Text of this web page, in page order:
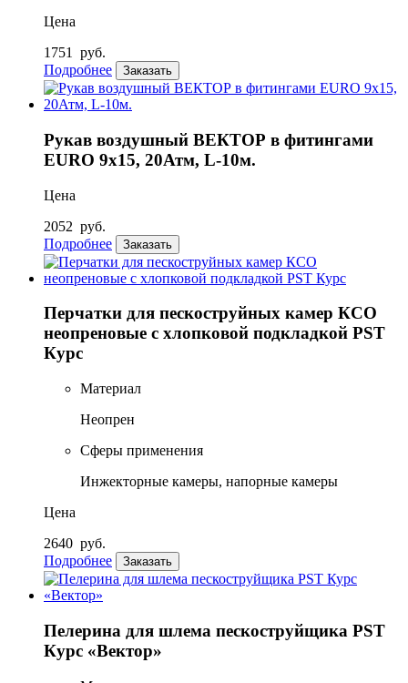
Цена
1751 руб.
Подробнее
Заказать
Рукав воздушный ВЕКТОР в фитингами
EURO 9х15, 20Атм, L-10м.
Цена
2052 руб.
Подробнее
Заказать
Перчатки для пескоструйных камер КСО
неопреновые с хлопковой подкладкой PST
Курс
Материал
Неопрен
Сферы применения
Инжекторные камеры, напорные камеры
Цена
2640 руб.
Подробнее
Заказать
Пелерина для шлема пескоструйщика PST
Курс «Вектор»